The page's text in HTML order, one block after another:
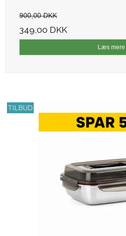
900,00 DKK
349,00 DKK
Læs mere
TILBUD